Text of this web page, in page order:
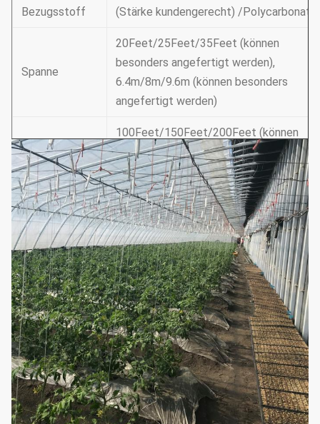
Bezugsstoff
(Stärke kundengerecht) /Polycarbonate
Spanne
20Feet/25Feet/35Feet (können
besonders angefertigt werden),
6.4m/8m/9.6m (können besonders
angefertigt werden)
Länge
100Feet/150Feet/200Feet (können
besonders angefertigt werden),
30m/50m/60m (können besonders
angefertigt werden)
Dach-Höhe
12Feet-30Feet/3.5-10m (entsprechend
Anforderungen kann besonders
werden)
Schulter-Höhe
5Feet-6Feet/1.5-1.8m(entsprechend
Anforderungen kann besonders
werden)
1. Lüftungsanlage: Seite/Spitze eine
Rollen--obenfilm-Belüftung
2. Kühlsystem: